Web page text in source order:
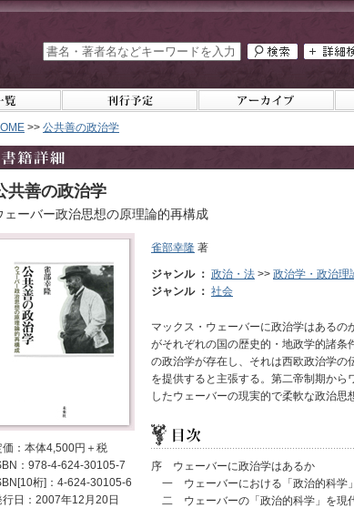
>> 公共善の政治学
共善の政治学
ェーバー政治思想の原理論的再構成
価：本体4,500円＋税
：978-4-624-30105-7
桁]：4-624-30105-6
行日：2007年12月20日
雀部幸隆 著
ジャンル ： 政治・法 >> 政治学・政治理
ジャンル ： 社会
マックス・ウェーバーに政治学はある
がそれぞれの国の歴史的・地政学的諸条
の政治学が存在し、それは西欧政治学の
を提供すると主張する。第二帝制期から
したウェーバーの現実的で柔軟な政治思
序 ウェーバーに政治学はあるか
一 ウェーバーにおける「政治的科学
二 ウェーバーの「政治的科学」を現